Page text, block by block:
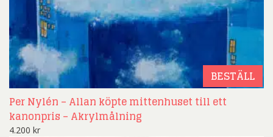
BESTÄLL
Per Nylén – Allan köpte mittenhuset till ett
kanonpris – Akrylmålning
4.200 kr